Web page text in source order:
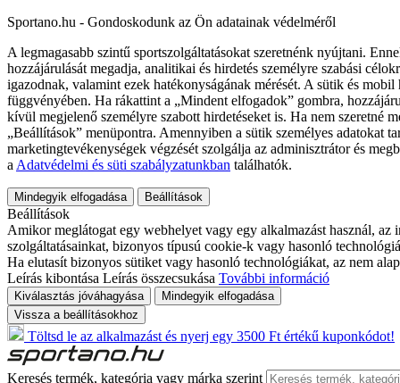
Sportano.hu - Gondoskodunk az Ön adatainak védelméről
A legmagasabb szintű sportszolgáltatásokat szeretnénk nyújtani.
hozzájárulását megadja, analitikai és hirdetés személyre szabási
igazodnak, valamint ezek hatékonyságának mérését. A sütik és
függvényében. Ha rákattint a „Mindent elfogadok” gombra,
kívül megjelenő személyre szabott hirdetéseket is. Ha nem szeretné
„Beállítások” menüpontra. Amennyiben a sütik személyes adatokat
marketingtevékenységek végzését szolgálja az adminisztrátor és
a Adatvédelmi és süti szabályzatunkban találhatók.
Mindegyik elfogadása Beállítások
Beállítások
Amikor meglátogat egy webhelyet vagy egy alkalmazást használ,
szolgáltatásainkat, bizonyos típusú cookie-k vagy hasonló
Ha elutasít bizonyos sütiket vagy hasonló technológiákat, az nem
Leírás kibontása Leírás összecsukása További információ
Kiválasztás jóváhagyása
Mindegyik elfogadása
Vissza a beállításokhoz
Töltsd le az alkalmazást és nyerj egy 3500 Ft értékű kuponkódot!
Keresés termék, kategória vagy márka szerint